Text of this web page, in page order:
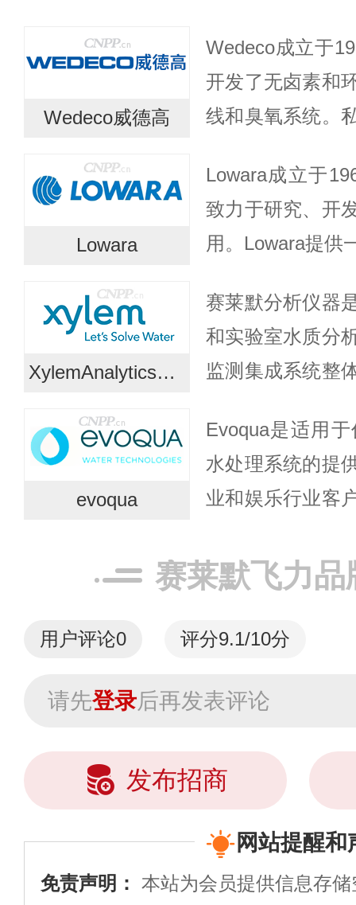
Wedeco威德高
Wedeco成立于
开发了无卤素和
线和臭氧系统。
氧化的Wedeco
Lowara
Lowara成立于
致力于研究、开
用。Lowara提供
住宅及商业泵市
XylemAnalytics赛莱默分析仪器
赛莱默分析仪器
和实验室水质分
监测集成系统整
YSI、SonTek、
evoqua
Evoqua是适用
水处理系统的提
业和娱乐行业客
品牌的无人能及
赛莱默飞力品
用户评论0 评分9.1/10分
请先登录后再发表评论
发布招商
网站提醒和
免责声明： 本站为会员提供信息存